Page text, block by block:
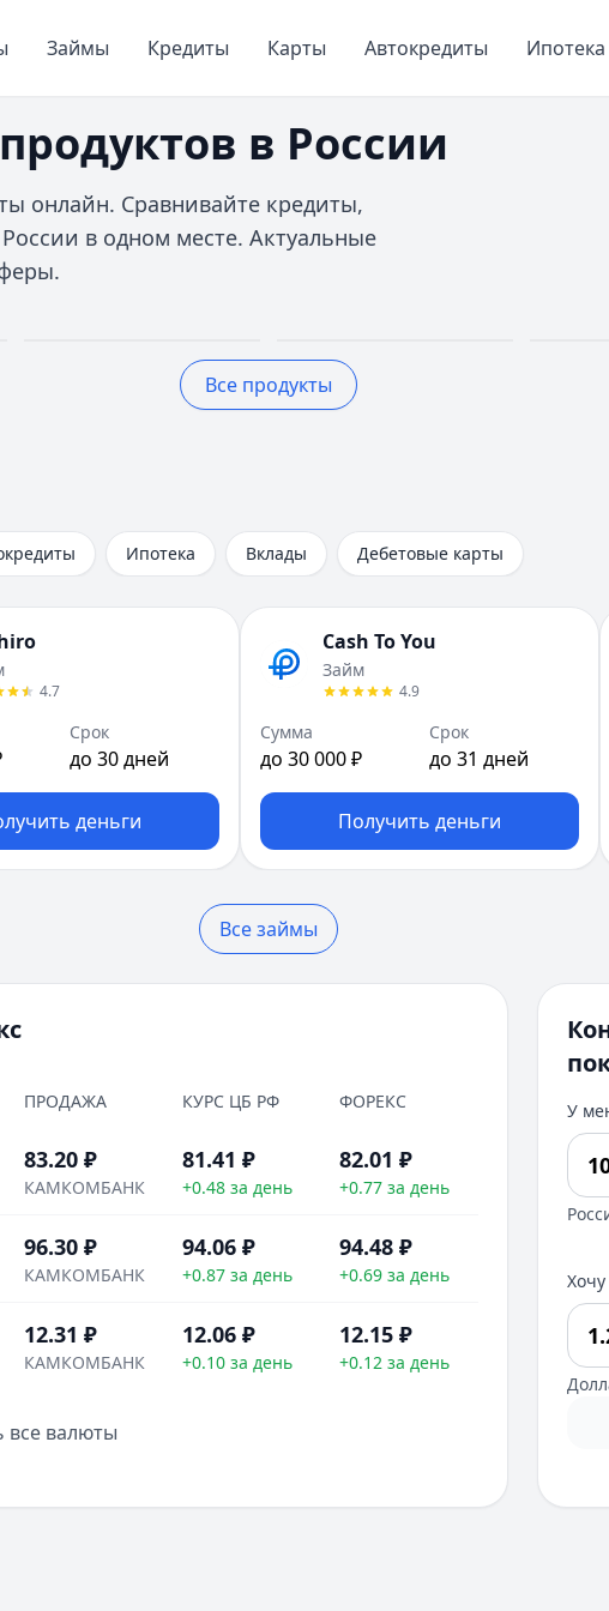
Займы Кредиты Карты Автокредиты Ипотека
в России
онлайн. Сравнивайте кредиты,
в одном месте. Актуальные
Автокредиты
До 5 млн руб.
Все продукты
Ипотека Вклады Дебетовые карты
4.7
Срок
до 30 дней
деньги
Cash To You
Займ
4.9
Сумма
до 30 000 ₽
Срок
до 31 дней
Получить деньги
Все займы
ПРОДАЖА КУРС ЦБ РФ ФОРЕКС
83.20 ₽
КАМКОМБАНК
81.41 ₽
+0.48 за день
82.01 ₽
+0.77 за день
96.30 ₽
КАМКОМБАНК
94.06₽
+0.87 за день
94.48 ₽
+0.69 за день
12.31 ₽
КАМКОМБАНК
12.06₽
+0.10 за день
12.15 ₽
+0.12 за день
все валюты
У